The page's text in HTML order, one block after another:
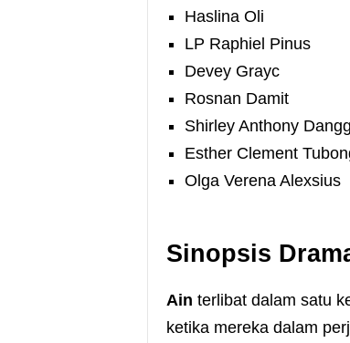
Haslina Oli
LP Raphiel Pinus
Devey Grayc
Rosnan Damit
Shirley Anthony
Esther Clement
Olga Verena Alexsius
Sinopsis
Ain terlibat dalam satu
ketika mereka dalam